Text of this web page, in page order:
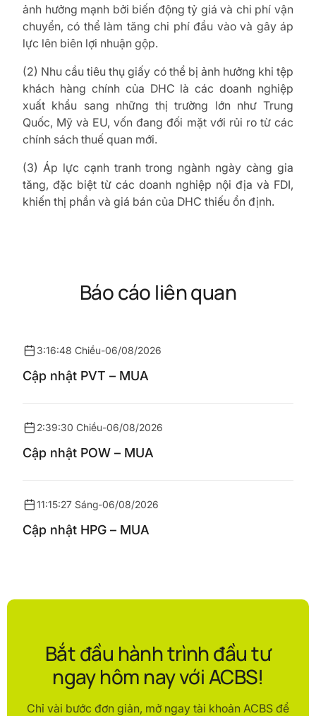
ảnh hưởng mạnh bởi biến động tỷ giá và chi phí vận
chuyển, có thể làm tăng chi phí đầu vào và gây áp
lực lên biên lợi nhuận gộp.
(2) Nhu cầu tiêu thụ giấy có thể bị ảnh hưởng khi tệp
khách hàng chính của DHC là các doanh nghiệp
xuất khẩu sang những thị trường lớn như Trung
Quốc, Mỹ và EU, vốn đang đối mặt với rủi ro từ các
chính sách thuế quan mới.
(3) Áp lực cạnh tranh trong ngành ngày càng gia
tăng, đặc biệt từ các doanh nghiệp nội địa và FDI,
khiến thị phần và giá bán của DHC thiếu ổn định.
Báo cáo liên quan
3:16:48 Chiều-06/08/2026
Cập nhật PVT – MUA
2:39:30 Chiều-06/08/2026
Cập nhật POW – MUA
11:15:27 Sáng-06/08/2026
Cập nhật HPG – MUA
Bắt đầu hành trình đầu tư
ngay hôm nay với ACBS!
Chỉ vài bước đơn giản, mở ngay tài khoản ACBS để